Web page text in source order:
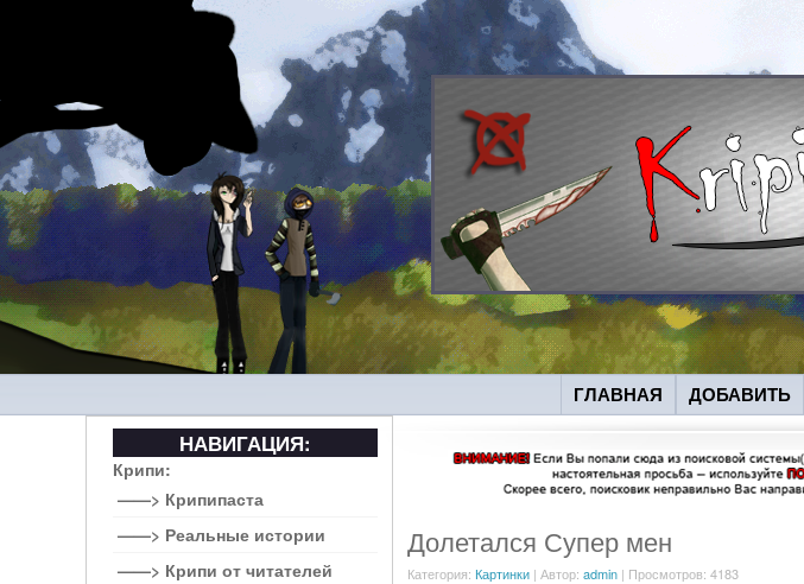
ГЛАВНАЯ ДОБАВИТЬ
Долетался Супер мен
Категория: Картинки| Автор: admin| Просмотров: 4183
НАВИГАЦИЯ:
Крипи:
——> Крипипаста
——> Реальные истории
——> Крипи от читателей